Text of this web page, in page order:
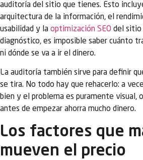
auditoría del sitio que tienes. Esto
arquitectura de la información, el
usabilidad y la optimización SEO del sitio
diagnóstico, es imposible saber cuánto
ni dónde se va a ir el dinero.
La auditoría también sirve para definir
se tira. No todo hay que rehacerlo: a
bien y el problema es puramente visual,
antes de empezar ahorra mucho dinero.
Los factores que
mueven el precio